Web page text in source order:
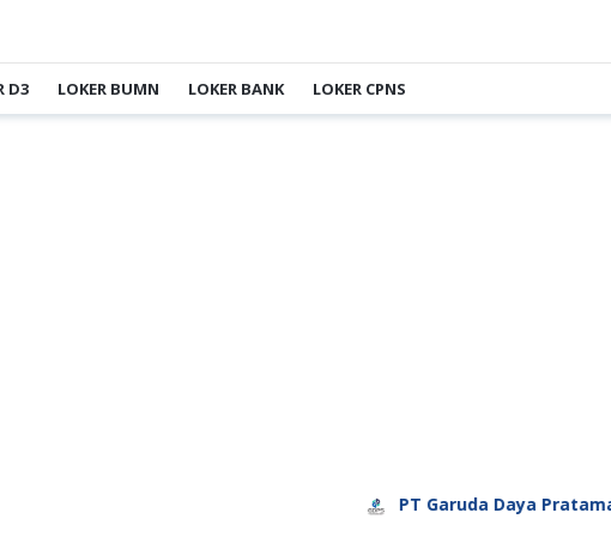
D3 LOKER BUMN LOKER BANK LOKER CPNS
PT Garuda Daya Pratama Sejahtera